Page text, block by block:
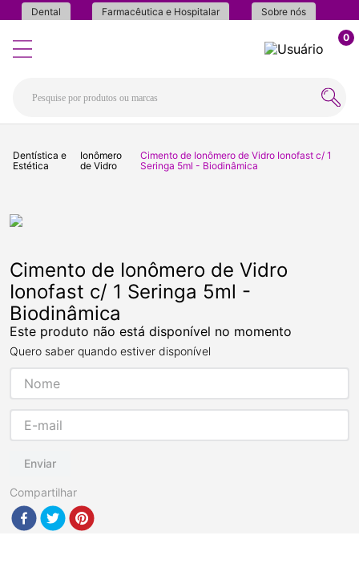
Dental Farmacêutica e Hospitalar Sobre nós
0
Dentística e
Estética
Ionômero
de Vidro
Cimento de Ionômero de Vidro Ionofast c/ 1
Seringa 5ml - Biodinâmica
Cimento de Ionômero de Vidro
Ionofast c/ 1 Seringa 5ml -
Biodinâmica
Este produto não está disponível no momento
Quero saber quando estiver disponível
Enviar
Compartilhar